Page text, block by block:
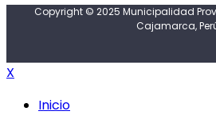
Copyright © 2025 Municipalidad
Cajamarca,
X
Inicio